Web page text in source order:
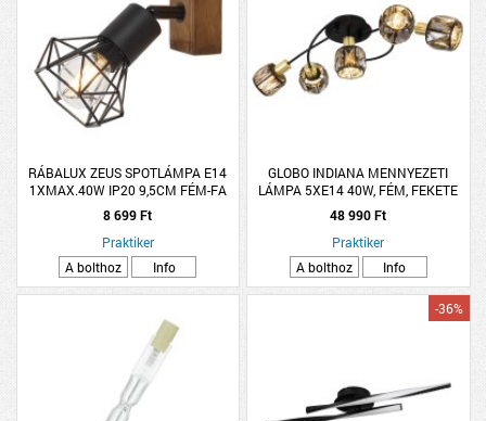
RÁBALUX ZEUS SPOTLÁMPA E14
1XMAX.40W IP20 9,5CM FÉM-FA
FEKETE-TÖLGY
8 699 Ft
Praktiker
A bolthoz
Info
GLOBO INDIANA MENNYEZETI
LÁMPA 5XE14 40W, FÉM, FEKETE
RÉZ/FÜST SZÍNŰ ÜVEG,
61,4X36X21CM, IP20
48 990 Ft
Praktiker
A bolthoz
Info
-36%